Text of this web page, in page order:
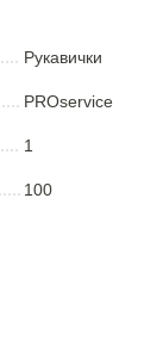
Рукавички
PROservice
1
100